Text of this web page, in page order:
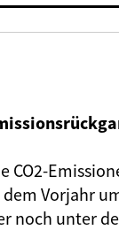
CO2-
Vorjahr
noch unter